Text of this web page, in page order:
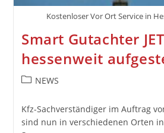
Kostenloser Vor Ort Service in
Smart Gutachter
hessenweit
NEWS
Kfz-Sachverständiger im Auftrag
sind nun in verschiedenen Orten